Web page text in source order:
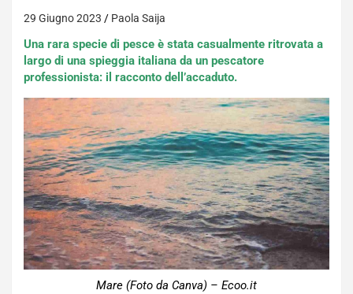
29 Giugno 2023 Paola Saija
Una rara specie di pesce è stata casualmente ritrovata a
largo di una spieggia italiana da un pescatore
professionista: il racconto dell’accaduto.
Mare (Foto da Canva) – Ecoo.it